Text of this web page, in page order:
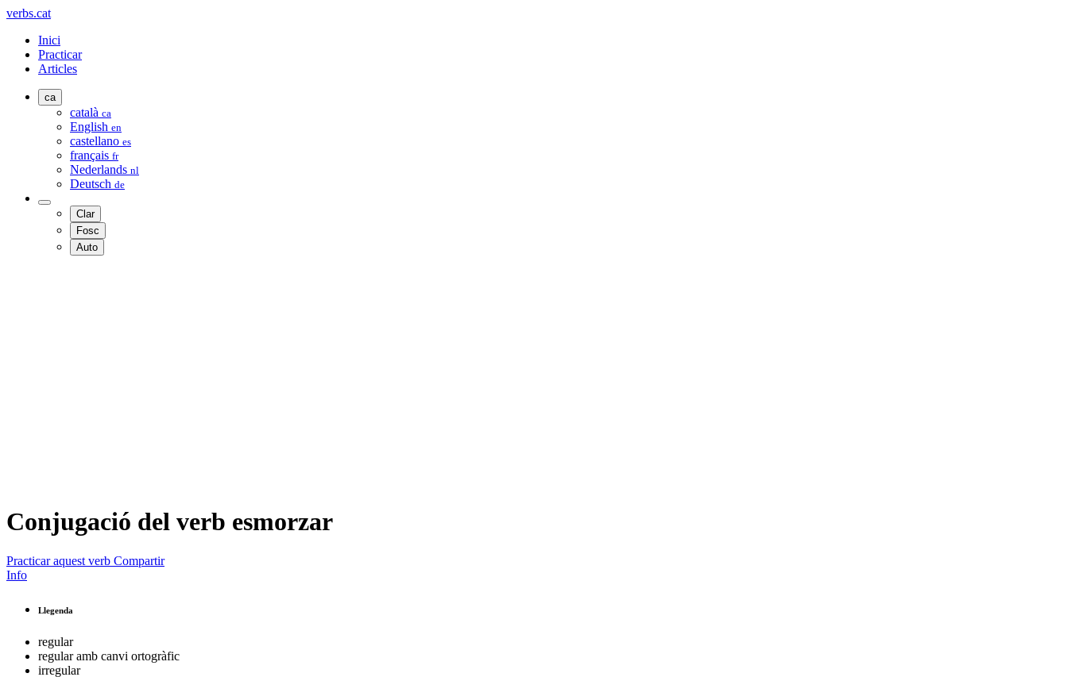
verbs.cat
Inici
Practicar
Articles
ca
català ca
English en
castellano es
français fr
Nederlands nl
Deutsch de
Clar
Fosc
Auto
Conjugació del verb esmorzar
Practicar aquest verb Compartir
Info
Llegenda
regular
regular amb canvi ortogràfic
irregular